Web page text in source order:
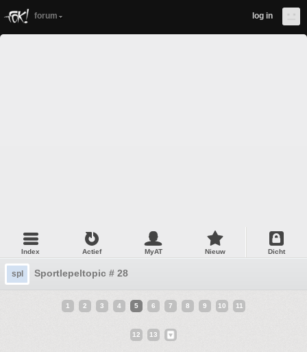
forum log in
Index Actief MyAT Nieuw Dicht
spl Sportlepeltopic # 28
1 2 3 4 5 6 7 8 9 10 11
12 13